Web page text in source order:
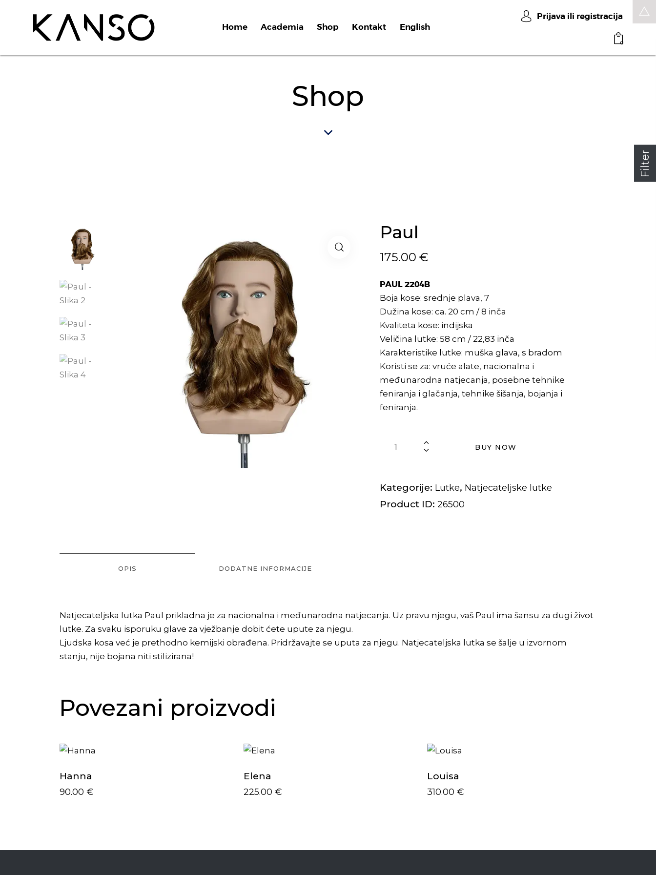
Home Academia Shop Kontakt English
Prijava ili registracija
0
Shop
Filter
Paul
175.00 €
PAUL 2204B
Boja kose: srednje plava, 7
Dužina kose: ca. 20 cm / 8 inča
Kvaliteta kose: indijska
Veličina lutke: 58 cm / 22,83 inča
Karakteristike lutke: muška glava, s bradom
Koristi se za: vruće alate, nacionalna i
međunarodna natjecanja, posebne tehnike
feniranja i glačanja, tehnike šišanja, bojanja i
feniranja.
BUY NOW
Kategorije: Lutke, Natjecateljske lutke
Product ID: 26500
OPIS DODATNE INFORMACIJE
Natjecateljska lutka Paul prikladna je za nacionalna i međunarodna natjecanja. Uz pravu njegu, vaš Paul ima šansu za dugi život
lutke. Za svaku isporuku glave za vježbanje dobit ćete upute za njegu.
Ljudska kosa već je prethodno kemijski obrađena. Pridržavajte se uputa za njegu. Natjecateljska lutka se šalje u izvornom
stanju, nije bojana niti stilizirana!
Povezani proizvodi
Hanna
90.00 €
Elena
225.00 €
Louisa
310.00€